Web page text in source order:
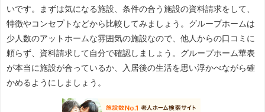
いです。まずは気になる施設、条件の合う施設の資料請求をして、
特徴やコンセプトなどから比較してみましょう。グループホームは
少人数のアットホームな雰囲気の施設なので、他人からの口コミに
頼らず、資料請求して自分で確認しましょう。グループホーム華表
が本当に施設が合っているか、入居後の生活を思い浮かべながら確
かめるようにしましょう。